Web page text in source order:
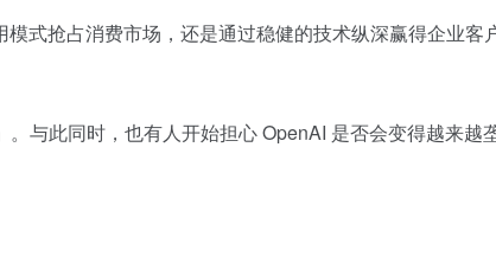
式抢占消费市场，还是通过稳健的技术纵深赢得企业客
与此同时，也有人开始担心 OpenAI 是否会变得越来越